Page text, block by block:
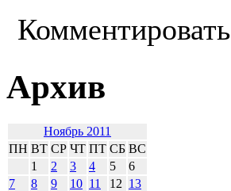
Комментировать
Архив
Ноябрь 2011
ПН ВТ СР ЧТ ПТ СБ ВС
1
2 3 4 5
6
7
8 9 10 11 12 13